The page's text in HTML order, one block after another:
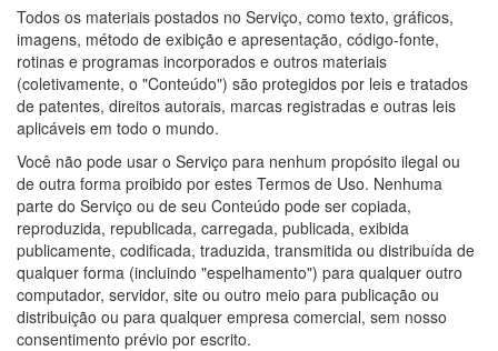
Todos os materiais postados no Serviço, como texto, gráficos,
imagens, método de exibição e apresentação, código-fonte,
rotinas e programas incorporados e outros materiais
(coletivamente, o "Conteúdo") são protegidos por leis e tratados
de patentes, direitos autorais, marcas registradas e outras leis
aplicáveis em todo o mundo.
Você não pode usar o Serviço para nenhum propósito ilegal ou
de outra forma proibido por estes Termos de Uso. Nenhuma
parte do Serviço ou de seu Conteúdo pode ser copiada,
reproduzida, republicada, carregada, publicada, exibida
publicamente, codificada, traduzida, transmitida ou distribuída de
qualquer forma (incluindo "espelhamento") para qualquer outro
computador, servidor, site ou outro meio para publicação ou
distribuição ou para qualquer empresa comercial, sem nosso
consentimento prévio por escrito.